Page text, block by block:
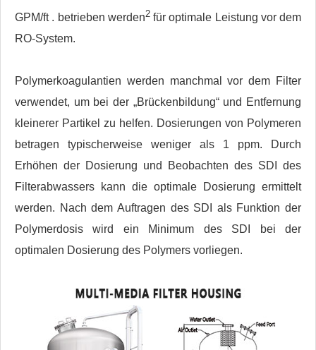
GPM/ft . betrieben werden2für optimale Leistung vor dem
RO-System.
Polymerkoagulantien werden manchmal vor dem Filter
verwendet, um bei der „Brückenbildung“ und Entfernung
kleinerer Partikel zu helfen. Dosierungen von Polymeren
betragen typischerweise weniger als 1 ppm. Durch
Erhöhen der Dosierung und Beobachten des SDI des
Filterabwassers kann die optimale Dosierung ermittelt
werden. Nach dem Auftragen des SDI als Funktion der
Polymerdosis wird ein Minimum des SDI bei der
optimalen Dosierung des Polymers vorliegen.